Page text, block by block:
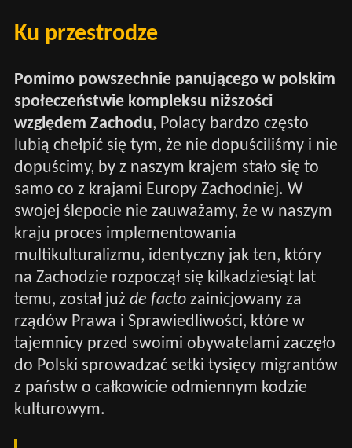
Ku przestrodze
Pomimo powszechnie panującego w polskim
społeczeństwie kompleksu niższości
względem Zachodu, Polacy bardzo często
lubią chełpić się tym, że nie dopuściliśmy i nie
dopuścimy, by z naszym krajem stało się to
samo co z krajami Europy Zachodniej. W
swojej ślepocie nie zauważamy, że w naszym
kraju proces implementowania
multikulturalizmu, identyczny jak ten, który
na Zachodzie rozpoczął się kilkadziesiąt lat
temu, został już de factozainicjowany za
rządów Prawa i Sprawiedliwości, które w
tajemnicy przed swoimi obywatelami zaczęło
do Polski sprowadzać setki tysięcy migrantów
z państw o całkowicie odmiennym kodzie
kulturowym.